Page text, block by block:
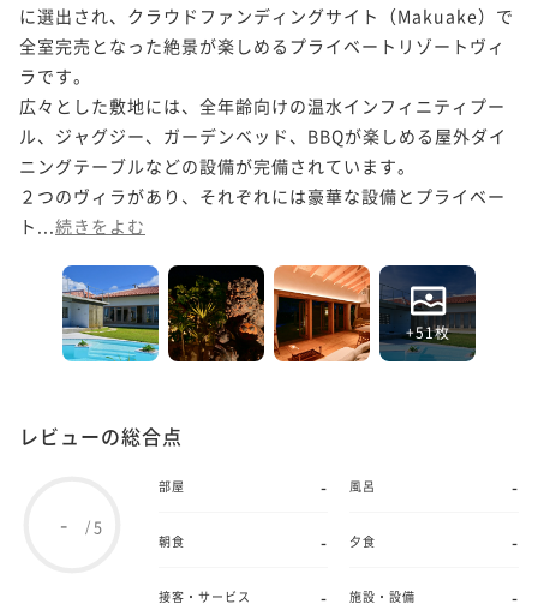
に選出され、クラウドファンディングサイト（Makuake）で
全室完売となった絶景が楽しめるプライベートリゾートヴィ
ラです。
広々とした敷地には、全年齢向けの温水インフィニティプー
ル、ジャグジー、ガーデンベッド、BBQが楽しめる屋外ダイ
ニングテーブルなどの設備が完備されています。
２つのヴィラがあり、それぞれには豪華な設備とプライベー
ト... 続きをよむ
+51枚
レビューの総合点
- /5
部屋 - 風呂 -
朝食 - 夕食 -
接客・サービス - 施設・設備 -